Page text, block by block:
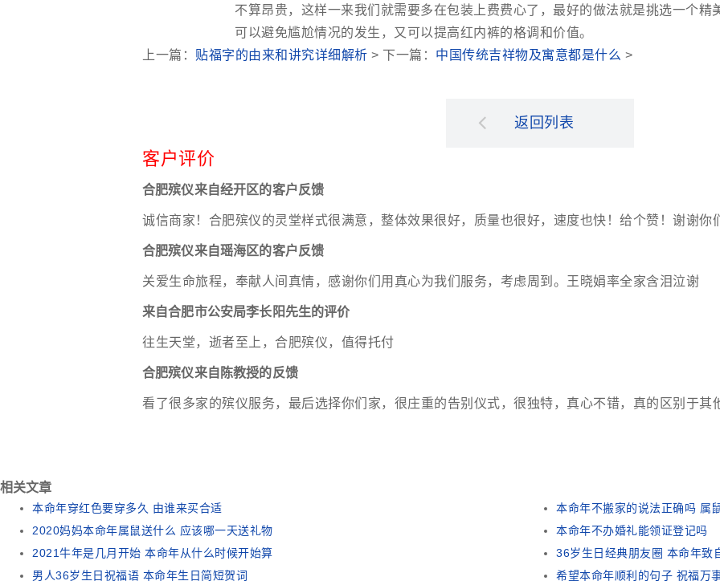
不算昂贵，这样一来我们就需要多在包装上费费心了，最好的做法就是挑选一个精
可以避免尴尬情况的发生，又可以提高红内裤的格调和价值。
上一篇： 贴福字的由来和讲究详细解析 > 下一篇： 中国传统吉祥物及寓意都是什么 >
返回列表
客户评价
合肥殡仪来自经开区的客户反馈
诚信商家！合肥殡仪的灵堂样式很满意，整体效果很好，质量也很好，速度也快！给个赞！谢谢你
合肥殡仪来自瑶海区的客户反馈
关爱生命旅程，奉献人间真情，感谢你们用真心为我们服务，考虑周到。王晓娟率全家含泪泣谢
来自合肥市公安局李长阳先生的评价
往生天堂，逝者至上，合肥殡仪，值得托付
合肥殡仪来自陈教授的反馈
看了很多家的殡仪服务，最后选择你们家，很庄重的告别仪式，很独特，真心不错，真的区别于其
相关文章
本命年穿红色要穿多久 由谁来买合适
本命年不搬家的说法正确吗 属
2020妈妈本命年属鼠送什么 应该哪一天送礼物
本命年不办婚礼能领证登记吗
2021牛年是几月开始 本命年从什么时候开始算
36岁生日经典朋友圈 本命年致
男人36岁生日祝福语 本命年生日简短贺词
希望本命年顺利的句子 祝福万